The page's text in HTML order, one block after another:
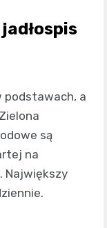
podstawach, a
są
na
Największy